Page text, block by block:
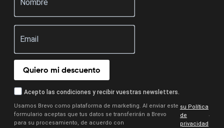
Quiero mi descuento
Acepto las condiciones y recibir vuestras newsletters.
Usamos Brevo como plataforma de marketing. Al enviar este
formulario aceptas que tus datos se transferirán a Brevo
para su procesamiento, de acuerdo con
su Política
de
privacidad
.